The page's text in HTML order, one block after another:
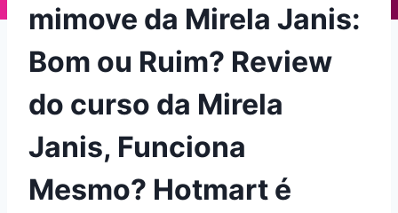
mimove da Mirela Janis:
Bom ou Ruim? Review
do curso da Mirela
Janis, Funciona
Mesmo? Hotmart é